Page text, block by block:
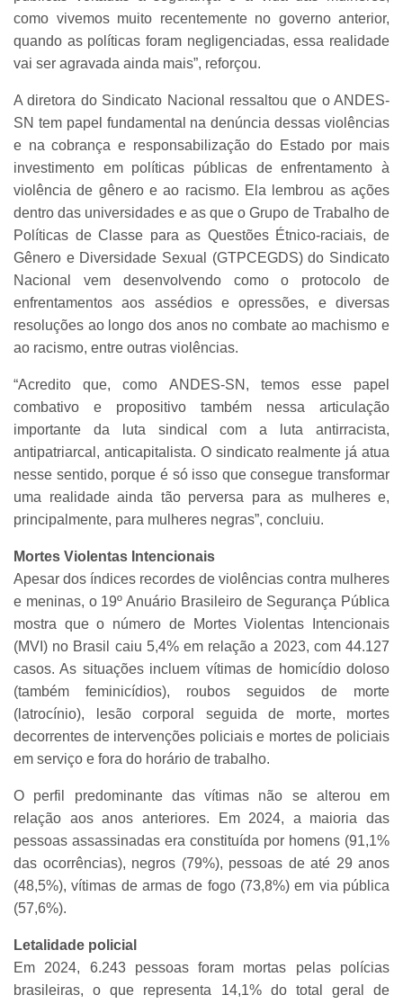
como vivemos muito recentemente no governo anterior,
quando as políticas foram negligenciadas, essa realidade
vai ser agravada ainda mais”, reforçou.
A diretora do Sindicato Nacional ressaltou que o ANDES-
SN tem papel fundamental na denúncia dessas violências
e na cobrança e responsabilização do Estado por mais
investimento em políticas públicas de enfrentamento à
violência de gênero e ao racismo. Ela lembrou as ações
dentro das universidades e as que o Grupo de Trabalho de
Políticas de Classe para as Questões Étnico-raciais, de
Gênero e Diversidade Sexual (GTPCEGDS) do Sindicato
Nacional vem desenvolvendo como o protocolo de
enfrentamentos aos assédios e opressões, e diversas
resoluções ao longo dos anos no combate ao machismo e
ao racismo, entre outras violências.
“Acredito que, como ANDES-SN, temos esse papel
combativo e propositivo também nessa articulação
importante da luta sindical com a luta antirracista,
antipatriarcal, anticapitalista. O sindicato realmente já atua
nesse sentido, porque é só isso que consegue transformar
uma realidade ainda tão perversa para as mulheres e,
principalmente, para mulheres negras”, concluiu.
Mortes Violentas Intencionais
Apesar dos índices recordes de violências contra mulheres
e meninas, o 19º Anuário Brasileiro de Segurança Pública
mostra que o número de Mortes Violentas Intencionais
(MVI) no Brasil caiu 5,4% em relação a 2023, com 44.127
casos. As situações incluem vítimas de homicídio doloso
(também feminicídios), roubos seguidos de morte
(latrocínio), lesão corporal seguida de morte, mortes
decorrentes de intervenções policiais e mortes de policiais
em serviço e fora do horário de trabalho.
O perfil predominante das vítimas não se alterou em
relação aos anos anteriores. Em 2024, a maioria das
pessoas assassinadas era constituída por homens (91,1%
das ocorrências), negros (79%), pessoas de até 29 anos
(48,5%), vítimas de armas de fogo (73,8%) em via pública
(57,6%).
Letalidade policial
Em 2024, 6.243 pessoas foram mortas pelas polícias
brasileiras, o que representa 14,1% do total geral de